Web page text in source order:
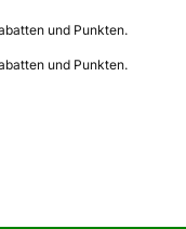
und Punkten.
und Punkten.